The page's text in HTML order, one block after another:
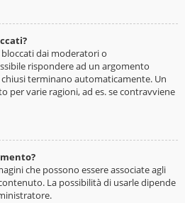
dai moderatori o
rispondere ad un argomento
terminano automaticamente. Un
per varie ragioni, ad es. se contravviene
che possono essere associate agli
La possibilità di usarle dipende